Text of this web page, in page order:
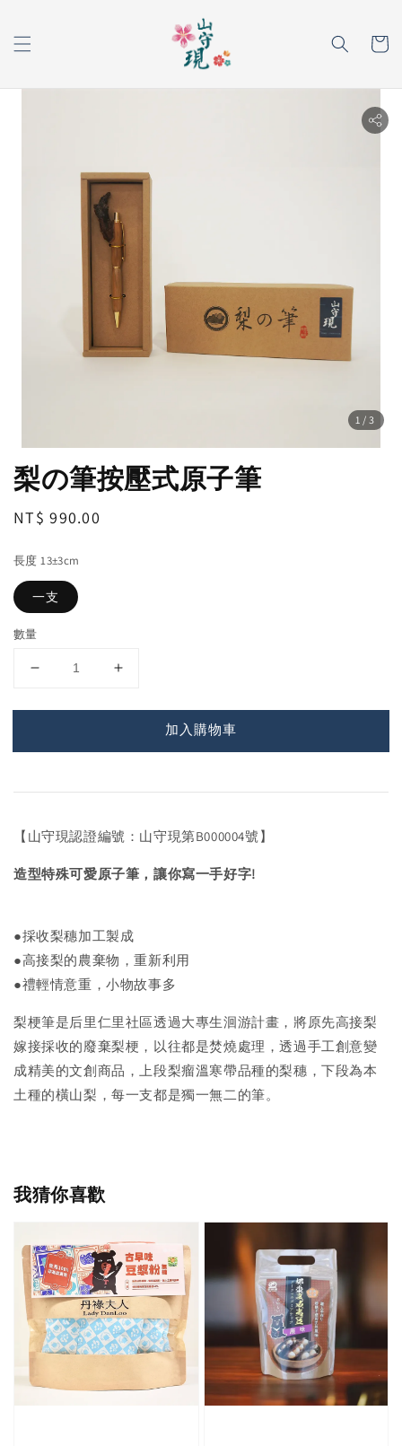
1 /3
梨の筆按壓式原子筆
Regular
NT$ 990.00
長度 13±3cm
一支
數量
加入購物車
【山守現認證編號：山守現第B000004號】
造型特殊可愛原子筆，讓你寫一手好字!
●採收梨穗加工製成
●高接梨的農棄物，重新利用
●禮輕情意重，小物故事多
梨梗筆是后里仁里社區透過大專生洄游計畫，將原先高接梨
嫁接採收的廢棄梨梗，以往都是焚燒處理，透過手工創意變
成精美的文創商品，上段梨瘤溫寒帶品種的梨穗，下段為本
土種的橫山梨，每一支都是獨一無二的筆。
我猜你喜歡